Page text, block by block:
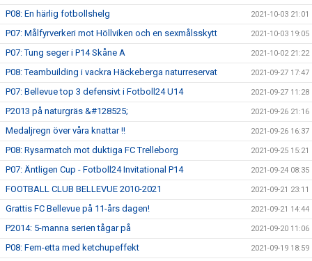
P08: En härlig fotbollshelg 2021-10-03 21:01
P07: Målfyrverkeri mot Höllviken och en sexmålsskytt 2021-10-03 19:05
P07: Tung seger i P14 Skåne A 2021-10-02 21:22
P08: Teambuilding i vackra Häckeberga naturreservat 2021-09-27 17:47
P07: Bellevue top 3 defensivt i Fotboll24 U14 2021-09-27 11:28
P2013 på naturgräs &#128525; 2021-09-26 21:16
Medaljregn över våra knattar !! 2021-09-26 16:37
P08: Rysarmatch mot duktiga FC Trelleborg 2021-09-25 15:21
P07: Äntligen Cup - Fotboll24 Invitational P14 2021-09-24 08:35
FOOTBALL CLUB BELLEVUE 2010-2021 2021-09-21 23:11
Grattis FC Bellevue på 11-års dagen! 2021-09-21 14:44
P2014: 5-manna serien tågar på 2021-09-20 11:06
P08: Fem-etta med ketchupeffekt 2021-09-19 18:59